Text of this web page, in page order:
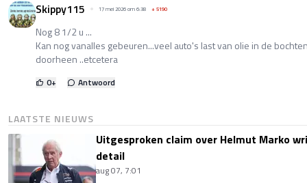
Skippy115 17 mei 2026 om 6:38 +5190
Nog 8 1/2 u ...
Kan nog vanalles gebeuren...veel auto's last van olie in de
doorheen ..etcetera
0+ Antwoord
LAATSTE NIEUWS
Uitgesproken claim over Helmut Marko
detail
aug 07, 7:01